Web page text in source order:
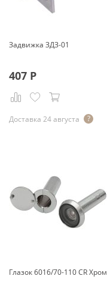
Задвижка ЗДЗ-01
407 Р
Доставка 24 августа
Глазок 6016/70-110 CR Хром